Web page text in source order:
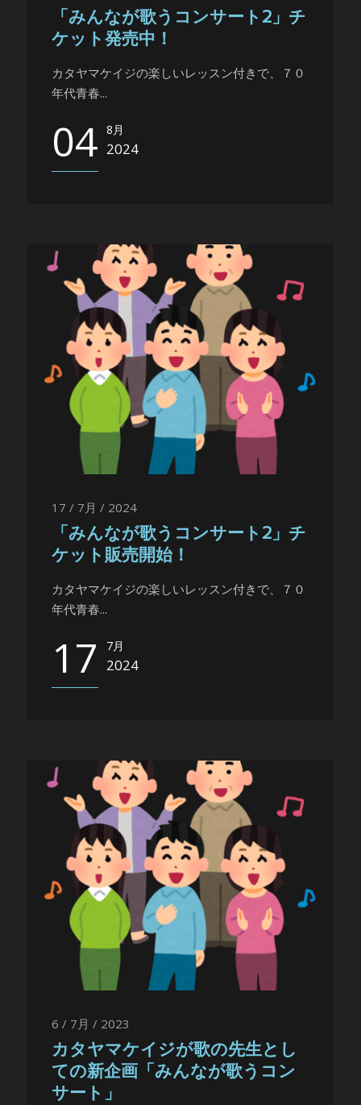
「みんなが歌うコンサート2」チ
ケット発売中！
カタヤマケイジの楽しいレッスン付きで、７０
年代青春...
04 8月
2024
17 / 7月 / 2024
「みんなが歌うコンサート2」チ
ケット販売開始！
カタヤマケイジの楽しいレッスン付きで、７０
年代青春...
17 7月
2024
6 / 7月 / 2023
カタヤマケイジが歌の先生とし
ての新企画「みんなが歌うコン
サート」